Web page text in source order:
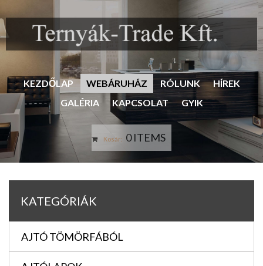
KEZDŐLAP WEBÁRUHÁZ RÓLUNK
HÍREK
GALÉRIA
KAPCSOLAT GYIK
Kosár: 0 ITEMS
KATEGÓRIÁK
AJTÓ TÖMÖRFÁBÓL